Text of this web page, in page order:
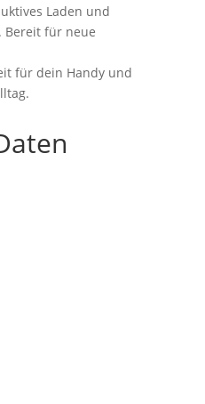
Laden und
Bereit für neue
für dein Handy und